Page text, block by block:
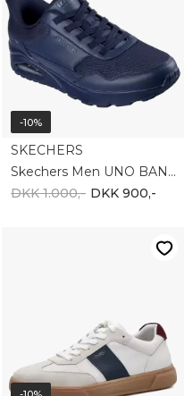
-10%
TAMARIS
Tamaris men 001-13608-44-186
DKK 1.000,- DKK 900,-
Tommy Hilfiger
DKK 1.000,- DKK 900,-